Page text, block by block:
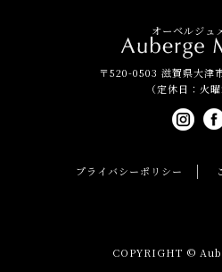
オーベルジュ
〒520-0503 滋賀県大津
（定休日：火曜
プライバシーポリシー
COPYRIGHT ©